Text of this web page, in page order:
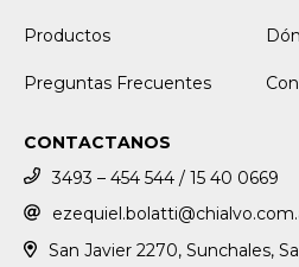
Productos
Preguntas Frecuentes
CONTACTANOS
3493 – 454 544 / 15 40 0669
San Javier 2270, Sunchales,